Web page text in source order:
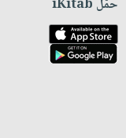
حمّل iKitab